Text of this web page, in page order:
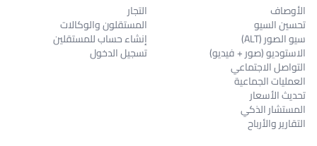
الأوصاف
تحسين السيو
سيو الصور (ALT)
الاستوديو (صور + فيديو)
التواصل الاجتماعي
العمليات الجماعية
تحديث الأسعار
المستشار الذكي
التقارير والأرباح
التجار
المستقلون والوكالات
إنشاء حساب للمستقلين
تسجيل الدخول